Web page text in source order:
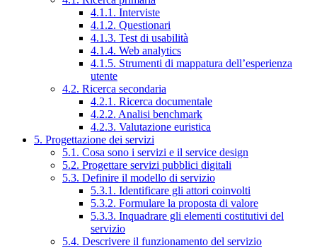
4.1.1. Interviste
4.1.2. Questionari
4.1.3. Test di usabilità
4.1.4. Web analytics
4.1.5. Strumenti di mappatura dell’esperienza
utente
4.2. Ricerca secondaria
4.2.1. Ricerca documentale
4.2.2. Analisi benchmark
4.2.3. Valutazione euristica
5. Progettazione dei servizi
5.1. Cosa sono i servizi e il service design
5.2. Progettare servizi pubblici digitali
5.3. Definire il modello di servizio
5.3.1. Identificare gli attori coinvolti
5.3.2. Formulare la proposta di valore
5.3.3. Inquadrare gli elementi costitutivi del
servizio
5.4. Descrivere il funzionamento del servizio